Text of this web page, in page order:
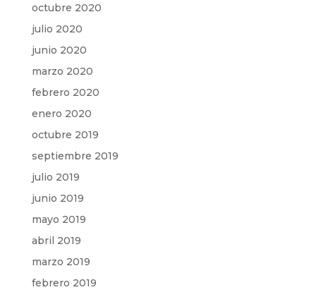
octubre 2020
julio 2020
junio 2020
marzo 2020
febrero 2020
enero 2020
octubre 2019
septiembre 2019
julio 2019
junio 2019
mayo 2019
abril 2019
marzo 2019
febrero 2019